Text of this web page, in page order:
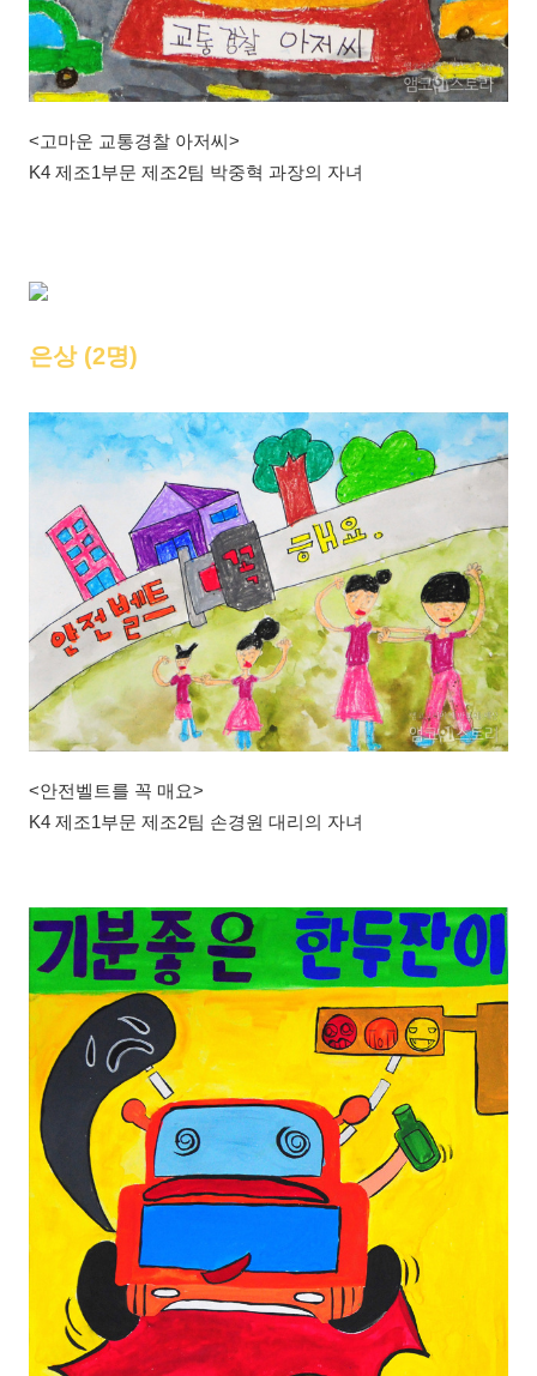
<고마운 교통경찰 아저씨>
K4 제조1부문 제조2팀 박중혁 과장의 자녀
은상 (2명)
<안전벨트를 꼭 매요>
K4 제조1부문 제조2팀 손경원 대리의 자녀